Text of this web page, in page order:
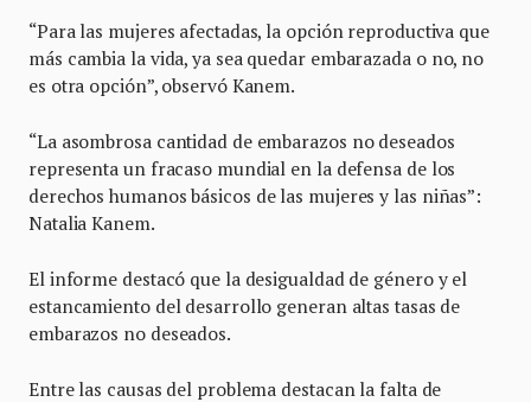
“Para las mujeres afectadas, la opción reproductiva que
más cambia la vida, ya sea quedar embarazada o no, no
es otra opción”, observó Kanem.
“La asombrosa cantidad de embarazos no deseados
representa un fracaso mundial en la defensa de los
derechos humanos básicos de las mujeres y las niñas”:
Natalia Kanem.
El informe destacó que la desigualdad de género y el
estancamiento del desarrollo generan altas tasas de
embarazos no deseados.
Entre las causas del problema destacan la falta de